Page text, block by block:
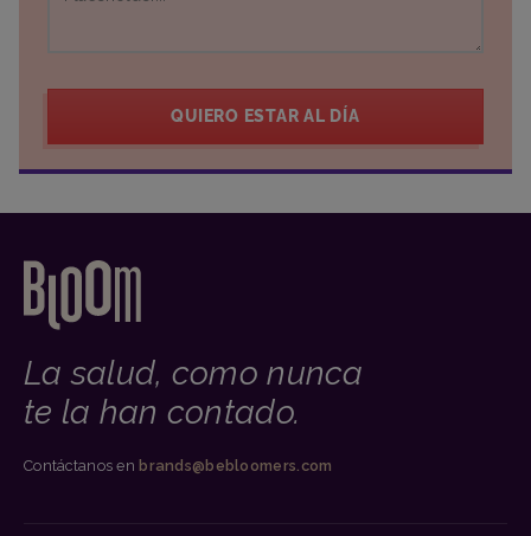
QUIERO ESTAR AL DÍA
La salud, como nunca
te la han contado.
Contáctanos en brands@bebloomers.com